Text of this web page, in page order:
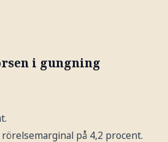
i gungning
på 4,2 procent.